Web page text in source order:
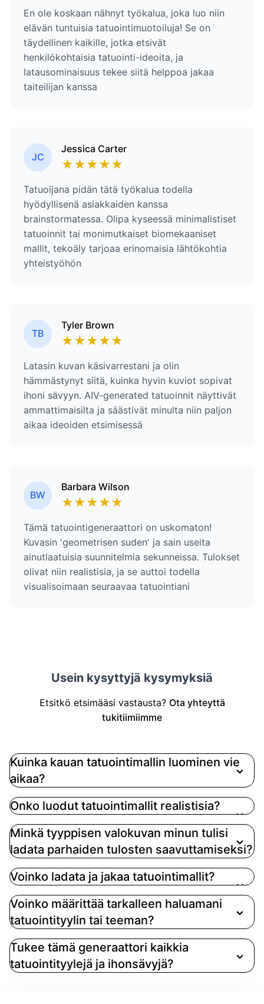
En ole koskaan nähnyt työkalua, joka luo niin
elävän tuntuisia tatuointimuotoiluja! Se on
täydellinen kaikille, jotka etsivät
henkilökohtaisia tatuointi-ideoita, ja
latausominaisuus tekee siitä helppoa jakaa
taiteilijan kanssa
JC
Jessica Carter
★★★★★
Tatuoijana pidän tätä työkalua todella
hyödyllisenä asiakkaiden kanssa
brainstormatessa. Olipa kyseessä minimalistiset
tatuoinnit tai monimutkaiset biomekaaniset
mallit, tekoäly tarjoaa erinomaisia lähtökohtia
yhteistyöhön
TB
Tyler Brown
★★★★★
Latasin kuvan käsivarrestani ja olin
hämmästynyt siitä, kuinka hyvin kuviot sopivat
ihoni sävyyn. AIV-generated tatuoinnit näyttivät
ammattimaisilta ja säästivät minulta niin paljon
aikaa ideoiden etsimisessä
BW
Barbara Wilson
★★★★★
Tämä tatuointigeneraattori on uskomaton!
Kuvasin 'geometrisen suden' ja sain useita
ainutlaatuisia suunnitelmia sekunneissa. Tulokset
olivat niin realistisia, ja se auttoi todella
visualisoimaan seuraavaa tatuointiani
Usein kysyttyjä kysymyksiä
Etsitkö etsimääsi vastausta? Ota yhteyttä
tukitiimiimme
Kuinka kauan tatuointimallin luominen vie
aikaa?
Onko luodut tatuointimallit realistisia?
Minkä tyyppisen valokuvan minun tulisi
ladata parhaiden tulosten saavuttamiseksi?
Voinko ladata ja jakaa tatuointimallit?
Voinko määrittää tarkalleen haluamani
tatuointityylin tai teeman?
Tukee tämä generaattori kaikkia
tatuointityylejä ja ihonsävyjä?